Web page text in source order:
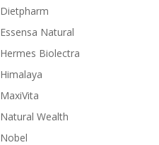
Dietpharm
Essensa Natural
Hermes Biolectra
Himalaya
MaxiVita
Natural Wealth
Nobel